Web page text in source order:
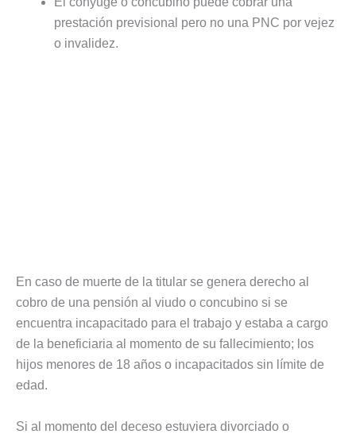
prestación previsional pero no una PNC por vejez
o invalidez.
En caso de muerte de la titular se genera derecho al
cobro de una pensión al viudo o concubino si se
encuentra incapacitado para el trabajo y estaba a cargo
de la beneficiaria al momento de su fallecimiento; los
hijos menores de 18 años o incapacitados sin límite de
edad.
Si al momento del deceso estuviera divorciado o